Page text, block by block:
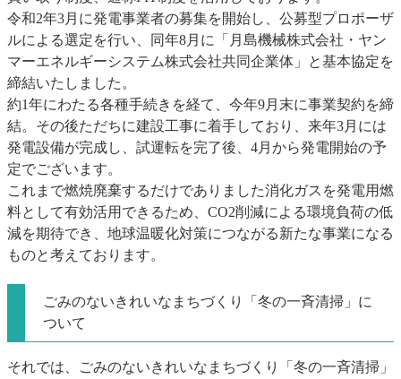
令和2年3月に発電事業者の募集を開始し、公募型プロポーザ
ルによる選定を行い、同年8月に「月島機械株式会社・ヤン
マーエネルギーシステム株式会社共同企業体」と基本協定を
締結いたしました。
約1年にわたる各種手続きを経て、今年9月末に事業契約を締
結。その後ただちに建設工事に着手しており、来年3月には
発電設備が完成し、試運転を完了後、4月から発電開始の予
定でございます。
これまで燃焼廃棄するだけでありました消化ガスを発電用燃
料として有効活用できるため、CO2削減による環境負荷の低
減を期待でき、地球温暖化対策につながる新たな事業になる
ものと考えております。
ごみのないきれいなまちづくり「冬の一斉清掃」に
ついて
それでは、ごみのないきれいなまちづくり「冬の一斉清掃」